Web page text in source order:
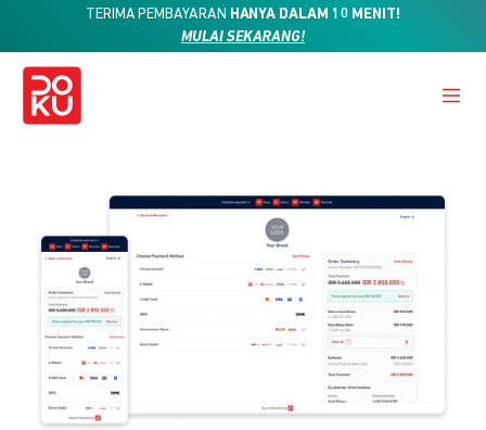
TERIMA PEMBAYARAN HANYA DALAM 10 MENIT!
MULAI SEKARANG!